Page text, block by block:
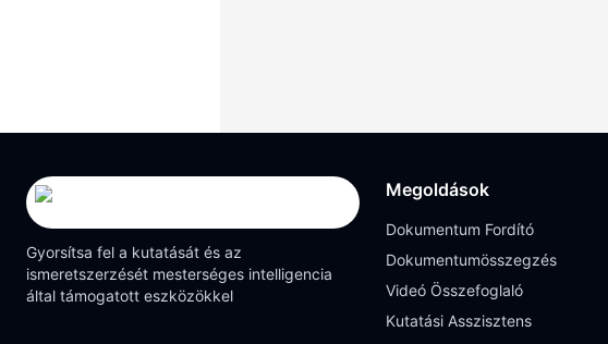
Gyorsítsa fel a kutatását és az
ismeretszerzését mesterséges intelligencia
által támogatott eszközökkel
Megoldások
Dokumentum Fordító
Dokumentumösszegzés
Videó Összefoglaló
Kutatási Asszisztens